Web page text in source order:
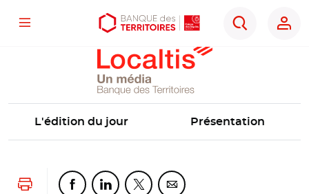
Aller
Aller
Ouvrir
d'accessibilité
Menu
Rechercher
Localtis
L'édition du jour Présentation
Lancer l'impressionPartager cette page sur Facebook
Partager cette page sur Linkedin
Partager cette page sur Twitter
Partager cette page sur